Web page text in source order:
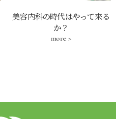
美容内科の時代はやって来る
か？
more >